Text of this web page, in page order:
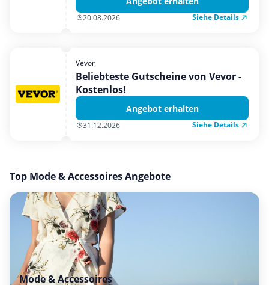
20.08.2026 Siehe Details
Vevor
Beliebteste Gutscheine von Vevor -
Kostenlos!
Angebot erhalten
31.12.2026 Siehe Details
Top Mode & Accessoires Angebote
Mode & Accessoires